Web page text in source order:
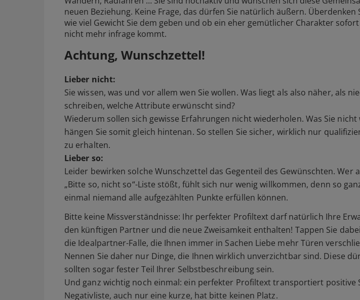
neuen Beziehung. Keine Frage, das dürfen Sie natürlich äußern. Überdenken
wie viel Gewicht Sie dem geben und ob ein eher gemütlicher Charakter
nicht mehr infrage kommt.
Achtung, Wunschzettel!
Lieber nicht:
Sie wissen, was und vor allem wen Sie wollen. Was liegt als also näher, als
schreiben, welche Attribute erwünscht sind?
Wiederum sollen sich gewisse Erfahrungen nicht wiederholen. Was Sie nicht
hängen Sie somit gleich hintenan. So stellen Sie sicher, wirklich nur
zu erhalten.
Lieber so:
Leider bewirken solche Wunschzettel das Gegenteil des Gewünschten. Wer
„Bitte so, nicht so“-Liste stößt, fühlt sich nur wenig willkommen, denn so
einmal niemand alle aufgezählten Punkte erfüllen können.
Bitte keine Missverständnisse: Ihr perfekter Profiltext darf natürlich Ihre
den künftigen Partner und die neue Zweisamkeit enthalten! Tappen Sie
die Idealpartner-Falle, die Ihnen immer in Sachen Liebe mehr Türen
Nennen Sie daher nur Dinge, die Ihnen wirklich unverzichtbar sind. Diese
sollten sogar fester Teil Ihrer Selbstbeschreibung sein.
Und ganz wichtig noch einmal: ein perfekter Profiltext transportiert positive
Negativliste, auch nur eine kurze, hat bitte keinen Platz.